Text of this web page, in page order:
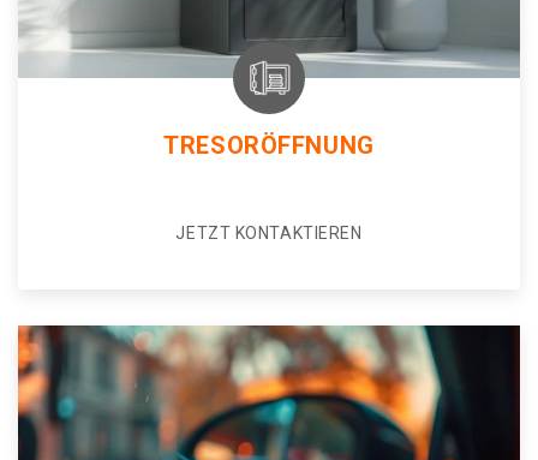
TRESORÖFFNUNG
JETZT KONTAKTIEREN